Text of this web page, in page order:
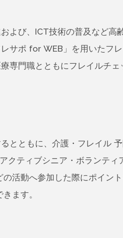
よび、ICT技術の普及など高
サポ for WEB」を用いたフ
専門職とともにフレイルチ
とともに、介護・フレイル
クティブシニア・ボランテ
活動へ参加した際にポイン
ます。